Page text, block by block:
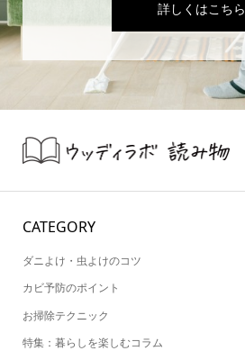
詳しくはこちら
CATEGORY
ダニよけ・虫よけのコツ
カビ予防のポイント
お掃除テクニック
特集：暮らしを楽しむコラム
新着情報 シェア